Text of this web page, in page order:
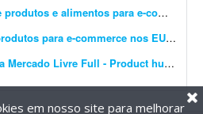
Auxiliar para curadoria de produtos e alimentos para e-commerce
Analista de pesquisa de produtos para e-commerce nos EUA-
Pesquisa de mercado para Mercado Livre Full - Product hunting
em nosso site para melhorar